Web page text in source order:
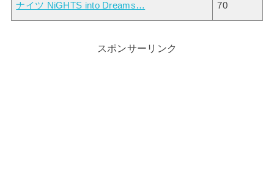
ナイツ NiGHTS into Dreams… 70
スポンサーリンク